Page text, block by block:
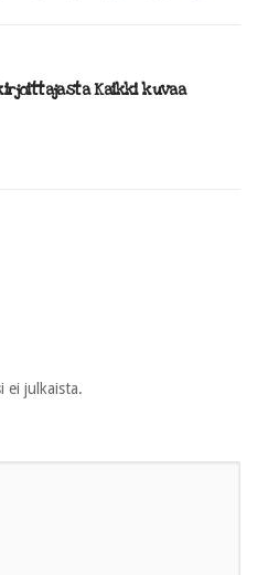
Kaikki kuvaa
ei julkaista.